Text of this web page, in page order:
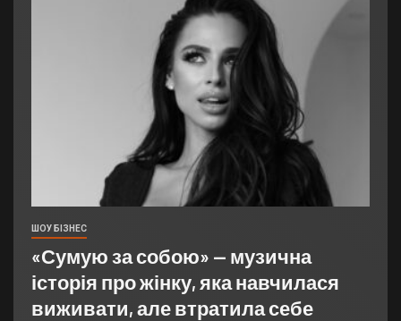
ШОУ БІЗНЕС
«Сумую за собою» — музична
історія про жінку, яка навчилася
виживати, але втратила себе